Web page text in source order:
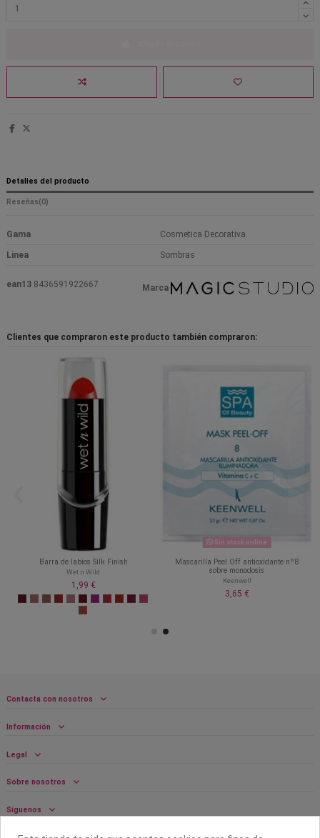
Detalles del producto
Reseñas(0)
Gama Cosmetica Decorativa
Linea Sombras
Marca
ean13 8436591922667
Clientes que compraron este producto también compraron:
Barra de labios Silk Finish
Wet n Wild
1,99 €
Sin stock online
Mascarilla Peel Off antioxidante nº8
sobre monodosis
Keenwell
3,65 €
Contacta con nosotros
Información
Legal
Sobre nosotros
Síguenos